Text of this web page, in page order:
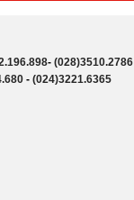
-(028)3510.2786
-(024)3221.6365